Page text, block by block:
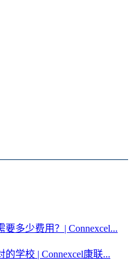
多少费用？| Connexcel...
学校 | Connexcel康联...